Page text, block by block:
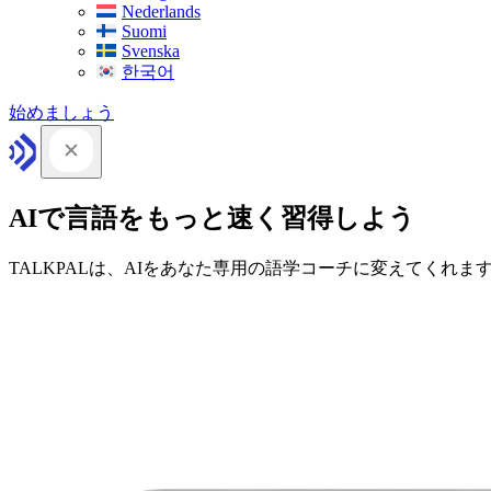
Nederlands
Suomi
Svenska
한국어
始めましょう
AIで言語をもっと速く習得しよう
TALKPALは、AIをあなた専用の語学コーチに変えてくれま